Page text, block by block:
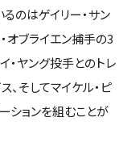
のはゲイリー・サン
オブライエン捕手の3
・ヤング投手とのトレ
そしてマイケル・ピ
ションを組むことが